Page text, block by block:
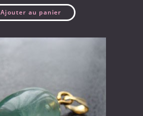
Ajouter au panier